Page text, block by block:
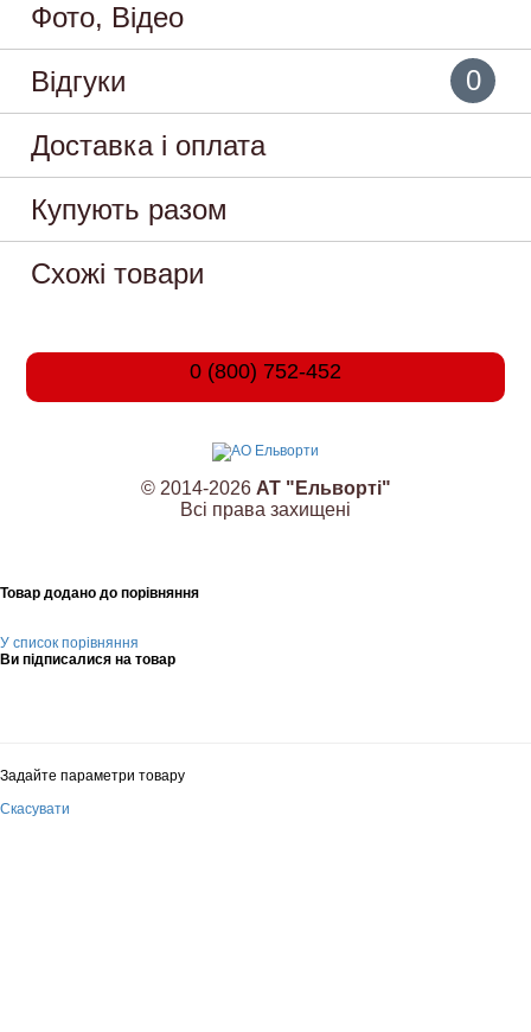
Фото, Відео
Відгуки
0
Доставка і оплата
Купують разом
Схожі товари
0 (800) 752-452
© 2014-2026 АТ "Ельворті"
Всі права захищені
Товар додано до порівняння
У список порівняння
Ви підписалися на товар
Задайте параметри товару
Скасувати